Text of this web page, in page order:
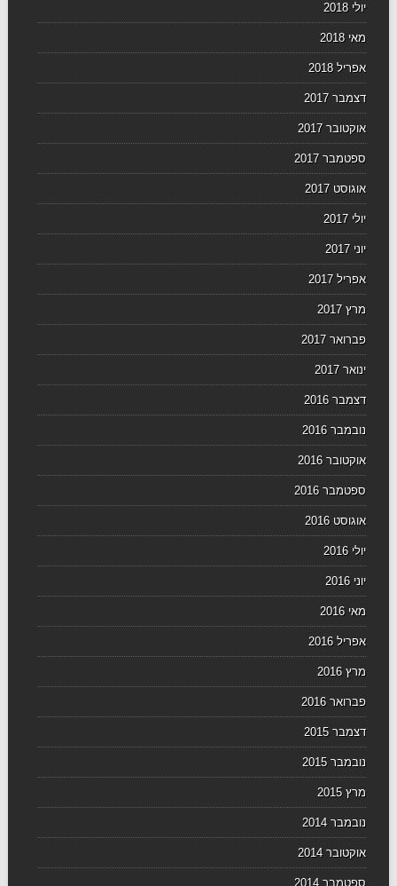
יולי 2018
מאי 2018
אפריל 2018
דצמבר 2017
אוקטובר 2017
ספטמבר 2017
אוגוסט 2017
יולי 2017
יוני 2017
אפריל 2017
מרץ 2017
פברואר 2017
ינואר 2017
דצמבר 2016
נובמבר 2016
אוקטובר 2016
ספטמבר 2016
אוגוסט 2016
יולי 2016
יוני 2016
מאי 2016
אפריל 2016
מרץ 2016
פברואר 2016
דצמבר 2015
נובמבר 2015
מרץ 2015
נובמבר 2014
אוקטובר 2014
ספטמבר 2014